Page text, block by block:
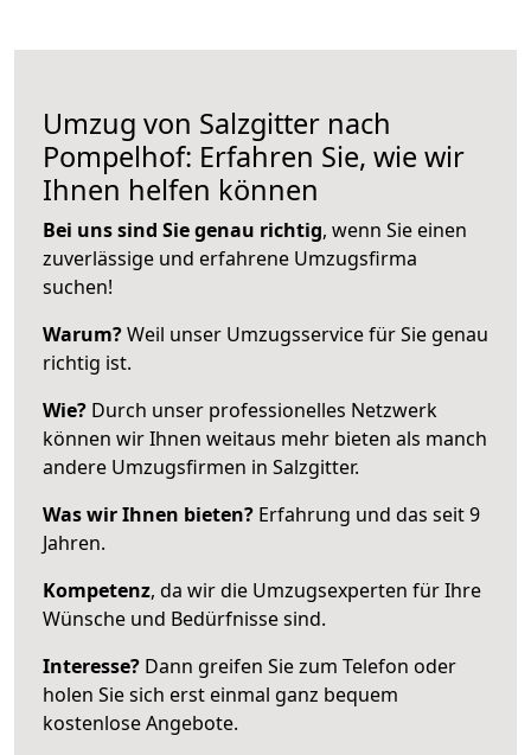
Umzug von Salzgitter nach
Pompelhof: Erfahren Sie, wie wir
Ihnen helfen können
Bei uns sind Sie genau richtig, wenn Sie einen
zuverlässige und erfahrene Umzugsfirma
suchen!
Warum?Weil unser Umzugsservice für Sie genau
richtig ist.
Wie? Durch unser professionelles Netzwerk
können wir Ihnen weitaus mehr bieten als manch
andere Umzugsfirmen in Salzgitter.
Was wir Ihnen bieten? Erfahrung und das seit 9
Jahren.
Kompetenz, da wir die Umzugsexperten für Ihre
Wünsche und Bedürfnisse sind.
Interesse? Dann greifen Sie zum Telefon oder
holen Sie sich erst einmal ganz bequem
kostenlose Angebote.